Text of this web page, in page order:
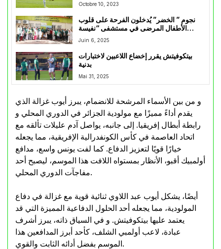
Octobre 10, 2023
نجوم ” الخضر” يُدخلون الفرحة على قلوب
الأطفال المرضى في مستشفى “نفيسة
حمود”
Juin 6, 2025
بيتكوفيتش يقرر إخضاع اللاعبين لاختبارات
بدنية
Mai 31, 2025
و من بين الأسماء المرشحة للانضمام، يبرز أيوب غزالة الذي
يقدم أداءً مميزًا مع مولودية الجزائر في الدوري المحلي و
رابطة أبطال إفريقيا. إلى جانبه، يواصل آدم عليلات تألقه مع
اتحاد العاصمة في كأس الكونفدرالية الإفريقية، مما يجعله
خيارًا قويًا لتعزيز الدفاع. كما لفت يونس واسع، مدافع
أولمبيك أقبو، الأنظار بمستواه اللافت هذا الموسم، ليصبح أحد
مفاجآت الدوري المحلي.
أيضًا، يشكل أيوب عبد اللاوي ثنائية قوية مع غزالة في دفاع
المولودية، مما يجعله أحد الحلول الدفاعية المميزة التي قد
يعتمد عليها بيتكوفيتش. و في السياق ذاته، يبرز أشرف
عبادة، لاعب أولمبي الشلف، كأحد أبرز المدافعين هذا
الموسم بفضل أدائه الثابت والقوي.